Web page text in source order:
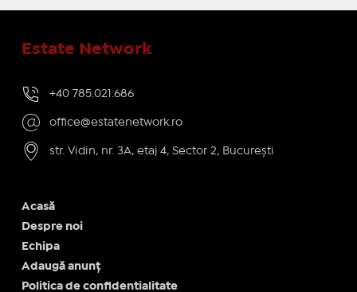
Estate Network
+40 785.021.686
office@estatenetwork.ro
str. Vidin, nr. 3A, etaj 4, Sector 2, București
Acasă
Despre noi
Echipa
Adaugă anunț
Politica de confidentialitate